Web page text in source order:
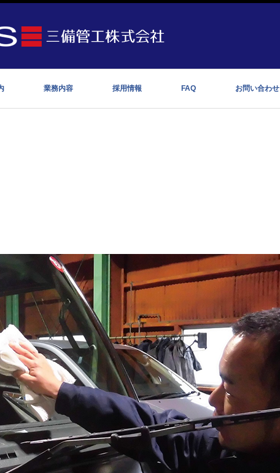
業務内容 採用情報 FAQ お問い合わせ